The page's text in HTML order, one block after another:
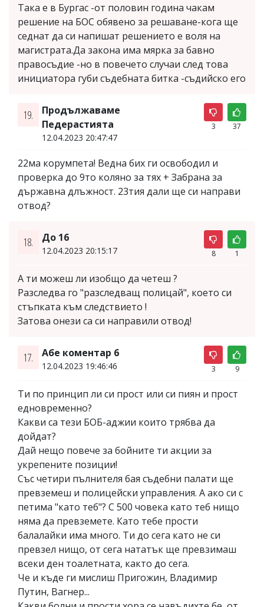
Така е в Бургас -от половин година чакам
решение на БОС обявено за решаване-кога ще
седнат да си напишат решението е воля на
магистрата.Да закона има мярка за бавно
правосъдие -но в повечето случаи след това
инициатора губи съдебната битка -съдийско его
19.
Продължаваме
Педерастията
12.04.2023 20:47:47
3 37
22ма корумпета! Ведна бих ги освободил и
проверка до 9то коляно за тях + Забрана за
държавна длъжност. 23тия дали ще си направи
отвод?
18. До 16
12.04.2023 20:15:17 8 1
А ти можеш ли изобщо да четеш ?
Разследва го "разследващ полицай", което си
стъпката към следствието !
Затова онези са си направили отвод!
17. Абе коментар 6
12.04.2023 19:46:46 3 9
Ти по принцип ли си прост или си пиян и прост
едновременно?
Какви са тези БОБ-аджии които трябва да
дойдат?
Дай нещо повече за бойните ти акции за
укрепените позиции!
Със четири пълнителя бая съдебни палати ще
превземеш и полицейски управления. А ако си с
петима "като теб"? С 500 човека като теб нищо
няма да превземете. Като тебе прости
балалайки има много. Ти до сега като не си
превзел нищо, от сега нататък ще превзимаш
всеки ден тоалетната, както до сега.
Че и къде ги мислиш Пригожин, Владимир
Путин, Вагнер...